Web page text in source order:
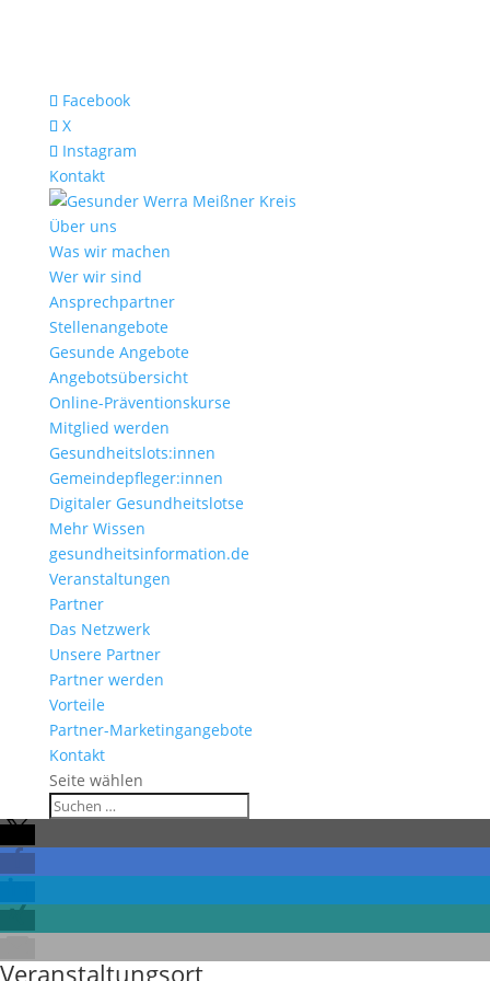
Facebook
X
Instagram
Kontakt
Über uns
Was wir machen
Wer wir sind
Ansprechpartner
Stellenangebote
Gesunde Angebote
Angebotsübersicht
Online-Präventionskurse
Mitglied werden
Gesundheitslots:innen
Gemeindepfleger:innen
Digitaler Gesundheitslotse
Mehr Wissen
gesundheitsinformation.de
Veranstaltungen
Partner
Das Netzwerk
Unsere Partner
Partner werden
Vorteile
Partner-Marketingangebote
Kontakt
Seite wählen
Veranstaltungsort